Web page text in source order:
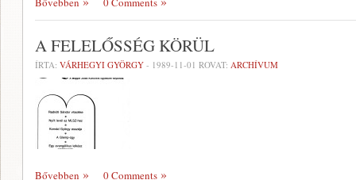
A FELELŐSSÉG KÖRÜL
ÍRTA: VÁRHEGYI GYÖRGY - 1989-11-01 ROVAT: ARCHÍVUM
Bővebben 0 Comments